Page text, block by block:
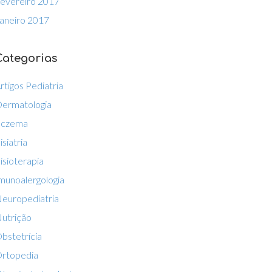
2017
Pediatria